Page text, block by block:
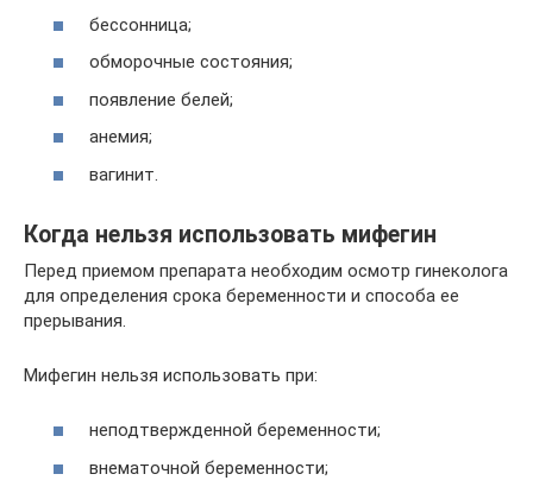
бессонница;
обморочные состояния;
появление белей;
анемия;
вагинит.
Когда нельзя использовать мифегин
Перед приемом препарата необходим осмотр гинеколога
для определения срока беременности и способа ее
прерывания.
Мифегин нельзя использовать при:
неподтвержденной беременности;
внематочной беременности;